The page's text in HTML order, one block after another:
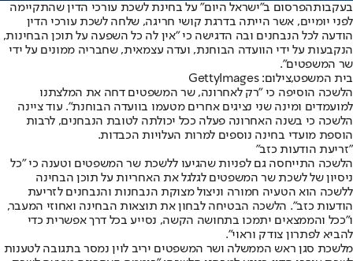
בעקבותהפרסום ב"ישראל היום" על בחינת לשכת עורכי הדין שהתקיימה
לפני יומיים, אשר הייתה בדרגת קושי חריגה, שלחה לשכת עורכי הדין
הודעה לכל הנבחנים ובה הדגישה כי "אין לה כל השפעה על תוכן הבחינות,
הנקבעות על ידי הוועדה הבוחנת, ועדה עצמאית, שחבריה ממונים על ידי
שר המשפטים".
בית המשפט,צילום: GettyImages
הלשכה הוסיפה כי "רק לאחרונה, שר המשפטים דחה את המלצתנו
למועמדים ומינה שני נציגים אחרים מטעמו בוועדה הבוחנת". עוד ציינה
הלשכה כי בשנה האחרונה פעלה ככל יכולתה לטובת הנבחנים, לרבות
הוספת מועדי בחינה נוספים למרות העלויות הכבדות.
"זריעת הודעות כזב"
הלשכה התייחסה גם לפניות שהגיעו ללשכת שר המשפטים וטענה כי "כל
ניסיון של לשכת שר המשפטים לגלגל את האחריות על תוכן הבחינה
ללשכה הוא הטעיה חמורה וניצול מצוקת הנבחנות והנבחנים לזריעת
הודעות כזב". הלשכה הבטיחה לבחון את תוצאות הבחינה ואחוזי המעבר,
ו"ככל והממצאים יתמכו בתחושה הקשה, נסייע בכל דרך אפשרית כדי
להביא לפתרון צודק וראוי".
מלשכת סגן ראש הממשלה ושר המשפטים יריב לוין נמסר בתגובה לטענות